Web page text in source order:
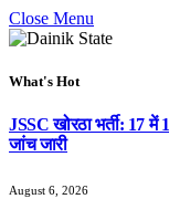
Close Menu
What's Hot
JSSC खोरठा भर्ती: 17 में
जांच जारी
August 6, 2026